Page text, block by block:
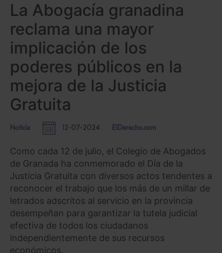
La Abogacía granadina
reclama una mayor
implicación de los
poderes públicos en la
mejora de la Justicia
Gratuita
Noticia 12-07-2024 ElDerecho.com
Como cada 12 de julio, el Colegio de Abogados
de Granada ha conmemorado el Día de la
Justicia Gratuita con diversos actos tendentes a
reconocer el trabajo que los más de un millar de
letrados adscritos al servicio en la provincia
desempeñan para garantizar la tutela judicial
efectiva de todos los ciudadanos
independientemente de sus recursos
económicos.